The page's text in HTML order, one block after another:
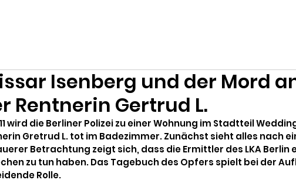
Isenberg und der Mord
Rentnerin Gertrud L.
wird die Berliner Polizei zu einer Wohnung im Stadtteil
Gretrud L. tot im Badezimmer. Zunächst sieht alles nach
Betrachtung zeigt sich, dass die Ermittler des LKA Berlin
zu tun haben. Das Tagebuch des Opfers spielt bei der
Rolle.